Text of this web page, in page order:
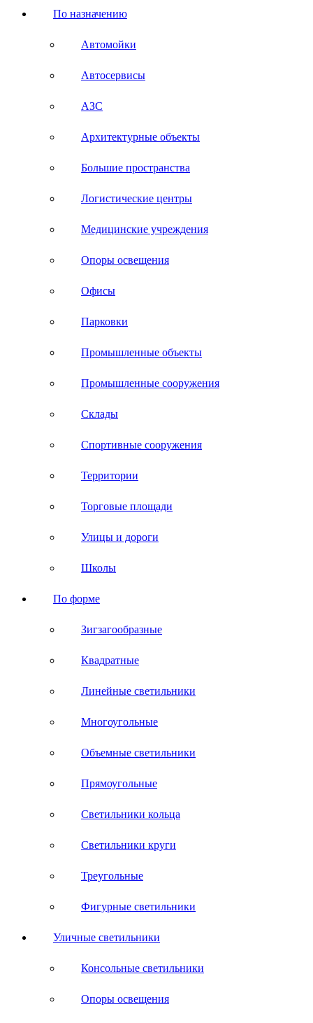
По назначению
Автомойки
Автосервисы
АЗС
Архитектурные объекты
Большие пространства
Логистические центры
Медицинские учреждения
Опоры освещения
Офисы
Парковки
Промышленные объекты
Промышленные сооружения
Склады
Спортивные сооружения
Территории
Торговые площади
Улицы и дороги
Школы
По форме
Зигзагообразные
Квадратные
Линейные светильники
Многоугольные
Объемные светильники
Прямоугольные
Светильники кольца
Светильники круги
Треугольные
Фигурные светильники
Уличные светильники
Консольные светильники
Опоры освещения